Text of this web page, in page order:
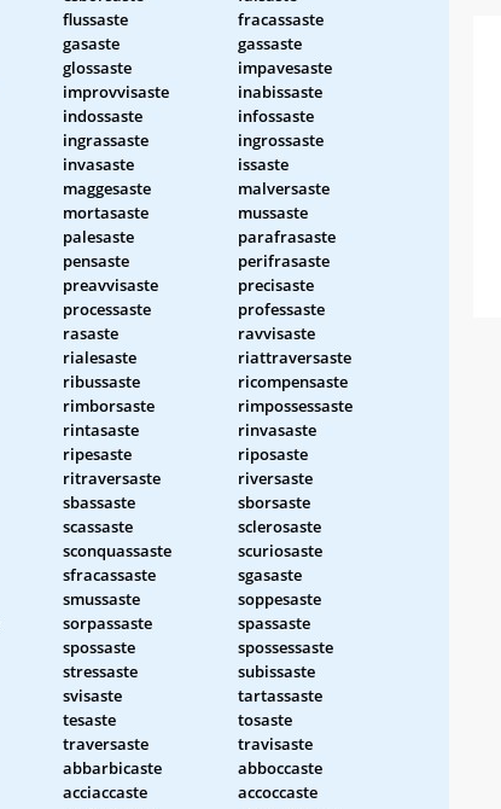
flussaste
fracassaste
gasaste
gassaste
glossaste
impavesaste
improvvisaste
inabissaste
indossaste
infossaste
ingrassaste
ingrossaste
invasaste
issaste
maggesaste
malversaste
mortasaste
mussaste
palesaste
parafrasaste
pensaste
perifrasaste
preavvisaste
precisaste
processaste
professaste
rasaste
ravvisaste
rialesaste
riattraversaste
ribussaste
ricompensaste
rimborsaste
rimpossessaste
rintasaste
rinvasaste
ripesaste
riposaste
ritraversaste
riversaste
sbassaste
sborsaste
scassaste
sclerosaste
sconquassaste
scuriosaste
sfracassaste
sgasaste
smussaste
soppesaste
sorpassaste
spassaste
spossaste
spossessaste
stressaste
subissaste
svisaste
tartassaste
tesaste
tosaste
traversaste
travisaste
abbarbicaste
abboccaste
acciaccaste
accoccaste